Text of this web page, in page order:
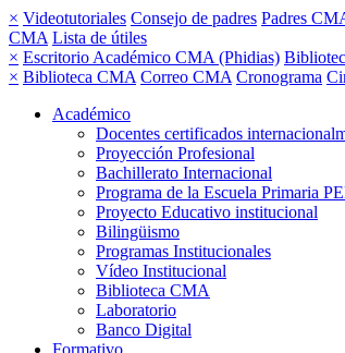
× Videotutoriales Consejo de padres Padres
CMA Lista de útiles
× Escritorio Académico CMA (Phidias)
× Biblioteca CMA Correo CMA Cronograma
Académico
Docentes certificados
Proyección Profesional
Bachillerato Internacional
Programa de la Escuela Primaria
Proyecto Educativo institucional
Bilingüismo
Programas Institucionales
Vídeo Institucional
Biblioteca CMA
Laboratorio
Banco Digital
Formativo